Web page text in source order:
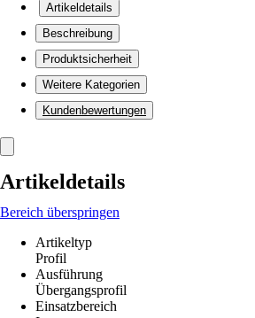
Artikeldetails
Beschreibung
Produktsicherheit
Weitere Kategorien
Kundenbewertungen
Artikeldetails
Bereich überspringen
Artikeltyp
Profil
Ausführung
Übergangsprofil
Einsatzbereich